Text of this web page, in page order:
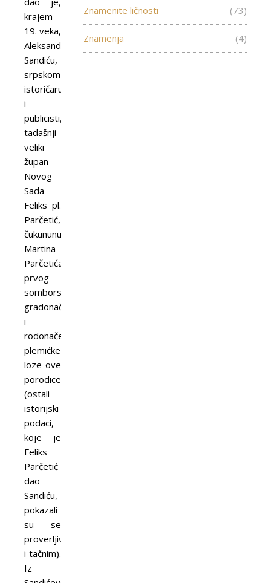
krajem
19. veka,
Aleksandru
Sandiću,
srpskom
istoričaru
i
publicisti,
tadašnji
veliki
župan
Novog
Sada
Feliks pl.
Parčetić,
čukununuk
Martina
Parčetića,
prvog
somborskog
gradonačelnika
i
rodonačelnika
plemićke
loze ove
porodice
(ostali
istorijski
podaci,
koje je
Feliks
Parčetić
dao
Sandiću,
pokazali
su se
proverljivim
i tačnim).
Iz
Znamenite ličnosti (73)
Znamenja (4)